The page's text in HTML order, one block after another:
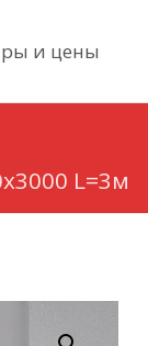
и цены
L=3м